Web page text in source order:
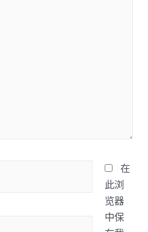
在
此浏
览器
中保